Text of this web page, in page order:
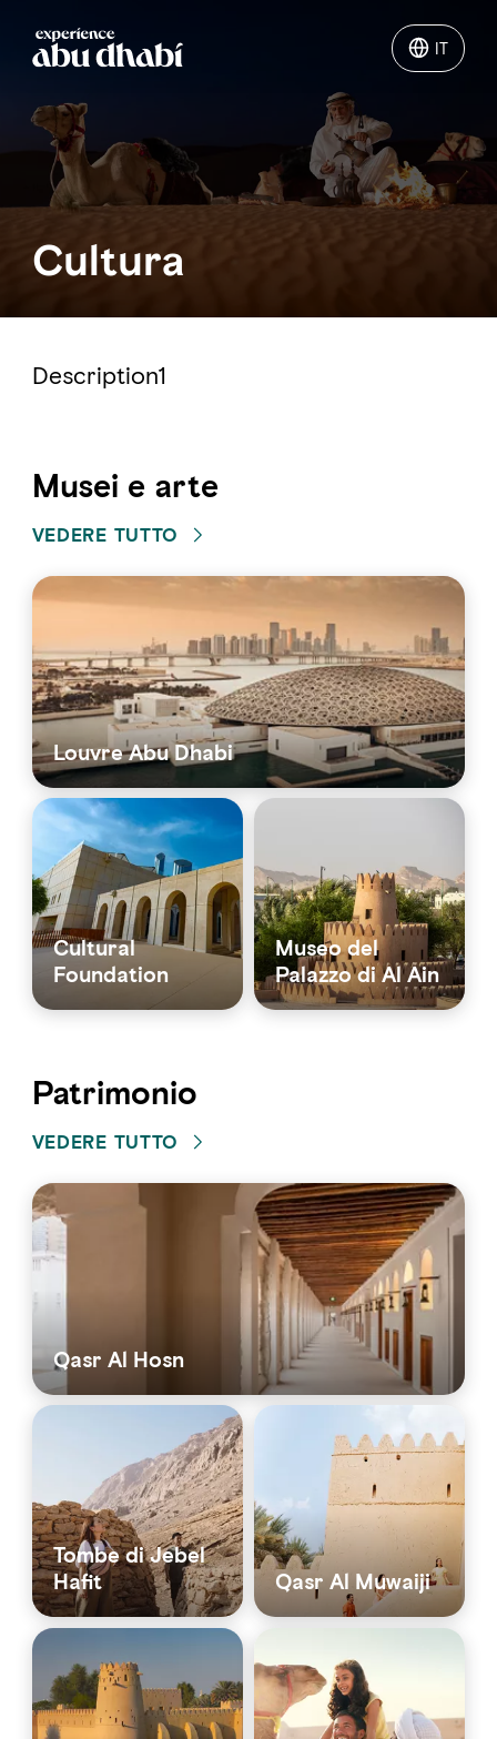
IT
Cultura
Description1
Musei e arte
VEDERE TUTTO
Louvre Abu Dhabi
Cultural
Foundation
Museo del
Palazzo di Al Ain
Patrimonio
VEDERE TUTTO
Qasr Al Hosn
Tombe di Jebel
Hafit
Qasr Al Muwaiji